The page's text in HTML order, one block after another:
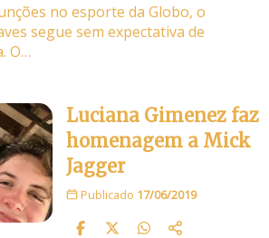
no esporte da Globo, o
segue sem expectativa de
O…
Luciana Gimenez faz
homenagem a Mick
Jagger
Publicado 17/06/2019